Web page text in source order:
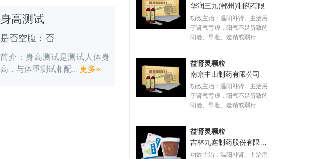
身高测试
是否空腹：否
简介：身高测试是测试人体身
高，与体重测试相配... 更多»
华润三九(郴州)制药有限公司
功效主治：温阳补肾。主治用
于肾气亏虚，阳气不足所致的
阳萎、早泄、遗精或弱精...
益肾灵颗粒
南京中山制药有限公司
功效主治：温阳补肾。主治用
于肾气亏虚，阳气不足所致的
阳萎、早泄、遗精或弱精...
益肾灵颗粒
吉林九鑫制药股份有限公司
功效主治：温阳补肾。主治用